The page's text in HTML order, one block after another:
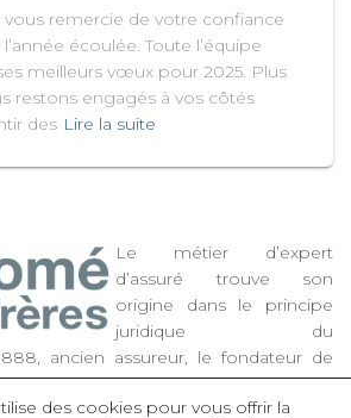
remercie de votre confiance
écoulée. Toute l’équipe
meilleurs vœux pour 2025. Plus
restons engagés à vos côtés
des Lire la suite
Le métier d’expert
d’assuré trouve son
origine dans le principe
juridique du
ancien assureur, le fondateur de
d’apporter son expertise aux
du sinistre à l’évaluation et à la
des cookies pour vous offrir la